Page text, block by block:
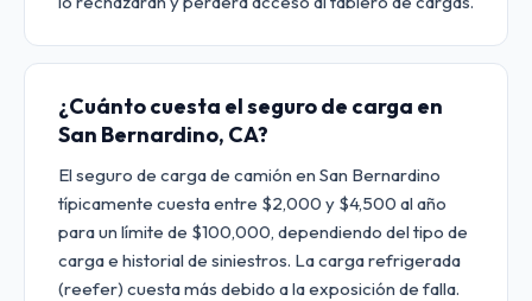
¿Cuánto cuesta el seguro de carga en
San Bernardino, CA?
El seguro de carga de camión en San Bernardino
típicamente cuesta entre $2,000 y $4,500 al año
para un límite de $100,000, dependiendo del tipo de
carga e historial de siniestros. La carga refrigerada
(reefer) cuesta más debido a la exposición de falla.